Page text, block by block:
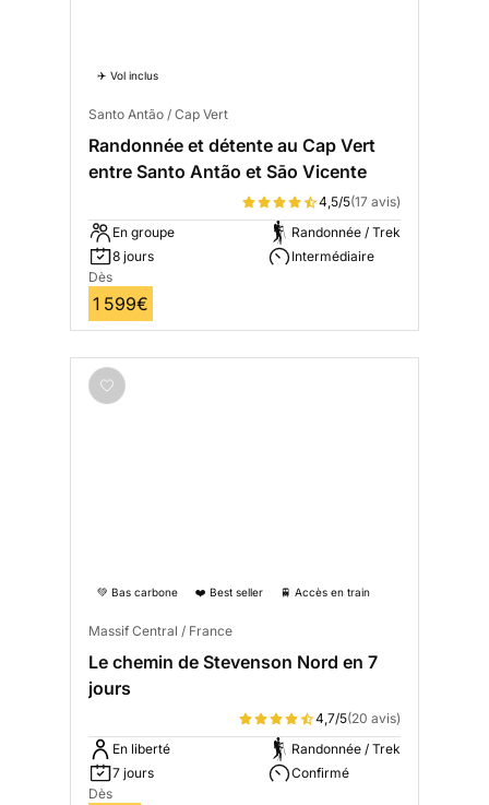
✈️ Vol inclus
Santo Antão / Cap Vert
Randonnée et détente au Cap Vert
entre Santo Antão et Sāo Vicente
4,5/5(17 avis)
En groupe
8 jours
Randonnée / Trek
Intermédiaire
Dès
1 599€
💚 Bas carbone ❤️ Best seller 🚆 Accès en train
Massif Central / France
Le chemin de Stevenson Nord en 7
jours
4,7/5(20 avis)
En liberté
7 jours
Randonnée / Trek
Confirmé
Dès